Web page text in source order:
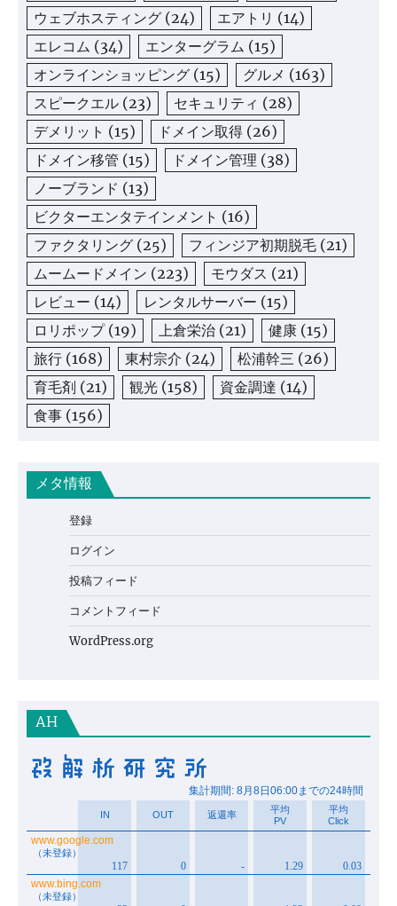
ウェブホスティング (24) エアトリ (14)
エレコム (34) エンターグラム (15)
オンラインショッピング (15) グルメ (163)
スピークエル (23) セキュリティ (28)
デメリット (15) ドメイン取得 (26)
ドメイン移管 (15) ドメイン管理 (38)
ノーブランド (13)
ビクターエンタテインメント (16)
ファクタリング (25) フィンジア初期脱毛 (21)
ムームードメイン (223) モウダス (21)
レビュー (14) レンタルサーバー (15)
ロリポップ(19) 上倉栄治 (21) 健康 (15)
旅行 (168) 東村宗介 (24) 松浦幹三 (26)
育毛剤 (21) 観光 (158) 資金調達 (14)
食事 (156)
メタ情報
登録
ログイン
投稿フィード
コメントフィード
WordPress.org
AH